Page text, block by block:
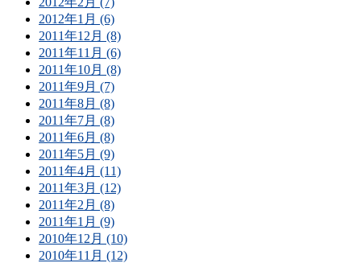
2012年1月 (6)
2011年12月 (8)
2011年11月 (6)
2011年10月 (8)
2011年9月 (7)
2011年8月 (8)
2011年7月 (8)
2011年6月 (8)
2011年5月 (9)
2011年4月 (11)
2011年3月 (12)
2011年2月 (8)
2011年1月 (9)
2010年12月 (10)
2010年11月 (12)